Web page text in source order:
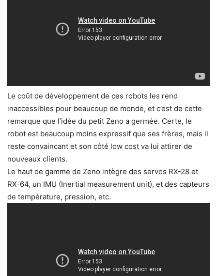
Le coût de développement de ces robots les rend
inaccessibles pour beaucoup de monde, et c’est de cette
remarque que l’idée du petit Zeno a germée. Certe, le
robot est beaucoup moins expressif que ses frères, mais il
reste convaincant et son côté low cost va lui attirer de
nouveaux clients.
Le haut de gamme de Zeno intègre des servos RX-28 et
RX-64, un IMU (Inertial measurement unit), et des capteurs
de température, pression, etc.